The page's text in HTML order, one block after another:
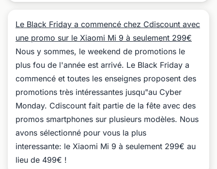
Le Black Friday a commencé chez Cdiscount avec
une promo sur le Xiaomi Mi 9 à seulement 299€
Nous y sommes, le weekend de promotions le
plus fou de l'année est arrivé. Le Black Friday a
commencé et toutes les enseignes proposent des
promotions très intéressantes jusqu"au Cyber
Monday. Cdiscount fait partie de la fête avec des
promos smartphones sur plusieurs modèles. Nous
avons sélectionné pour vous la plus
interessante: le Xiaomi Mi 9 à seulement 299€ au
lieu de 499€ !